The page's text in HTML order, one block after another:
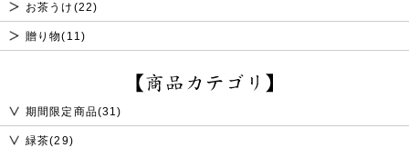
お茶うけ(22)
贈り物(11)
期間限定商品(31)
緑茶(29)